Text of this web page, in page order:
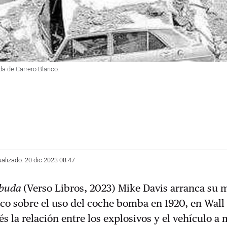
de Carrero Blanco.
20 dic 2023 08:47
(Verso Libros, 2023) Mike Davis arranca su
sobre el uso del coche bomba en 1920, en
la relación entre los explosivos y el vehículo a